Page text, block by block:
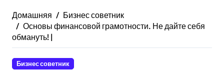
Домашняя
Бизнес советник
Основы финансовой грамотности. Не дайте себя
обмануть! |
Бизнес советник